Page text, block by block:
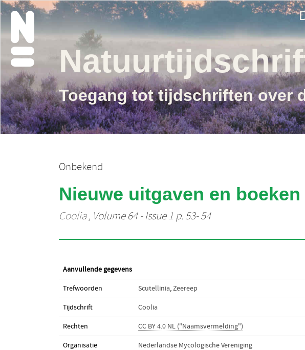
Toegang tot tijdschriften over
Onbekend
Nieuwe uitgaven en
Coolia, Volume 64 - Issue 1 p. 53- 54
Aanvullende gegevens
Trefwoorden Scutellinia,Zeereep
Tijdschrift Coolia
Rechten CC BY 4.0 NL ("Naamsvermelding")
Organisatie Nederlandse Mycologische Vereniging